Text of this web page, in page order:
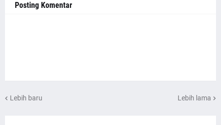
Posting Komentar
Lebih baru Lebih lama